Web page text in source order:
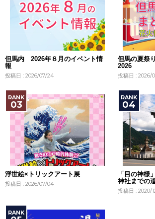
但馬内 2026年８月のイベント情
報
投稿日 : 2026/07/24
但馬の夏祭
2026
投稿日 : 2026/
浮世絵×トリックアート展
投稿日 : 2026/07/04
「目の神様
神社までの
投稿日 : 2020/